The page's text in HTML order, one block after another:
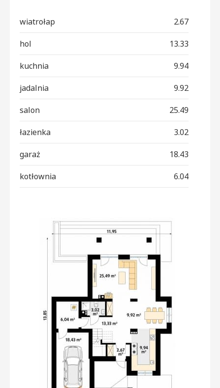
wiatrołap 2.67
hol 13.33
kuchnia 9.94
jadalnia 9.92
salon 25.49
łazienka 3.02
garaż 18.43
kotłownia 6.04